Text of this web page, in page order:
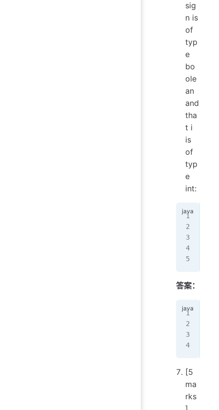
sig
n is
of
typ
e
bo
ole
an
and
tha
t i
is
of
typ
e
int:
答案：
[5
ma
rks